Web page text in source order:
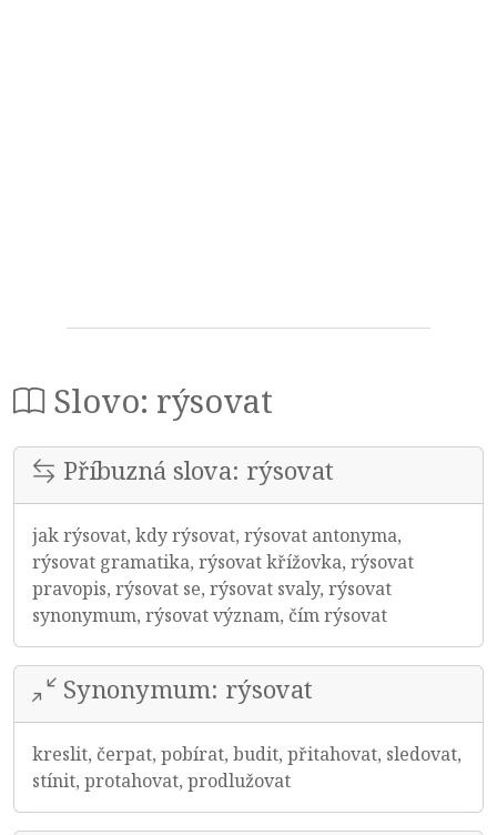
Slovo: rýsovat
Příbuzná slova: rýsovat
jak rýsovat, kdy rýsovat, rýsovat antonyma,
rýsovat gramatika, rýsovat křížovka, rýsovat
pravopis, rýsovat se, rýsovat svaly, rýsovat
synonymum, rýsovat význam, čím rýsovat
Synonymum: rýsovat
kreslit, čerpat, pobírat, budit, přitahovat, sledovat,
stínit, protahovat, prodlužovat